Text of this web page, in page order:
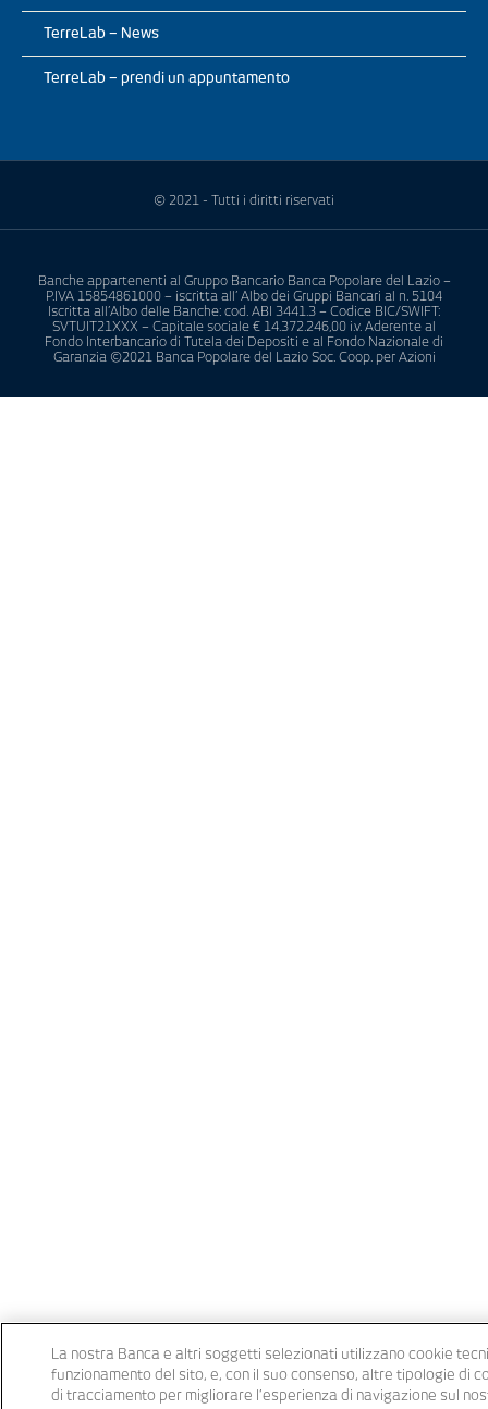
TerreLab – News
TerreLab – prendi un appuntamento
© 2021 - Tutti i diritti riservati
Banche appartenenti al Gruppo Bancario Banca Popolare del Lazio –
P.IVA 15854861000 – iscritta all’ Albo dei Gruppi Bancari al n. 5104
Iscritta all’Albo delle Banche: cod. ABI 3441.3 – Codice BIC/SWIFT:
SVTUIT21XXX – Capitale sociale € 14.372.246,00 i.v. Aderente al
Fondo Interbancario di Tutela dei Depositi e al Fondo Nazionale di
Garanzia ©2021 Banca Popolare del Lazio Soc. Coop. per Azioni
La nostra Banca e altri soggetti selezionati utilizzano cookie
funzionamento del sito, e, con il suo consenso, altre tipologie di
di tracciamento per migliorare l’esperienza di navigazione sul